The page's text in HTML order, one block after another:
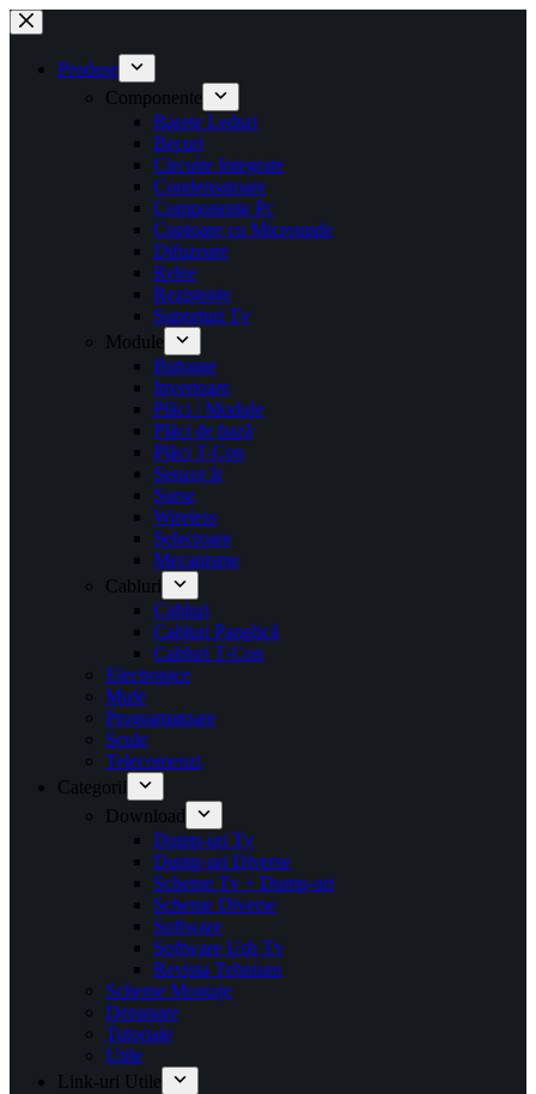
Sari
la
conținutProduse
Componente
Barete Leduri
Becuri
Circuite Integrate
Condensatoare
Componente Pc
Cuptoare cu Microunde
Difuzoare
Relee
Rezistențe
Suporturi Tv
Module
Butoane
Invertoare
Plăci / Module
Plăci de bază
Plăci T-Con
Senzor Ir
Surse
Wireless
Selectoare
Mecanisme
Cabluri
Cabluri
Cabluri Panglică
Cabluri T-Con
Electronice
Mufe
Programatoare
Scule
Telecomenzi
Categorii
Download
Dump-uri Tv
Dump-uri Diverse
Scheme Tv + Dump-uri
Scheme Diverse
Software
Software Usb Tv
Revista Tehnium
Scheme Montaje
Depanare
Tutoriale
Utile
Link-uri Utile